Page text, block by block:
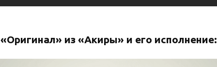
«Оригинал» из «Акиры» и его исполнение: